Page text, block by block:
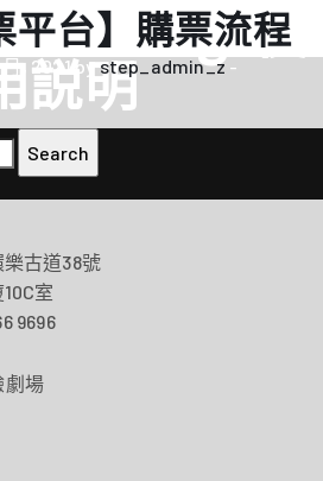
關於進念
年報
劇場
《筆墨大冒險》
五行中西》
鋼琴獨奏會《五行》
13．67》2.1
《榮念曾青年藝術學堂 2026》
ZLIVE 活 繁
简
Tag:使
説明
平台】購票流程
, 2021 bystep_admin_z-
古道38號
室
9696
劇場